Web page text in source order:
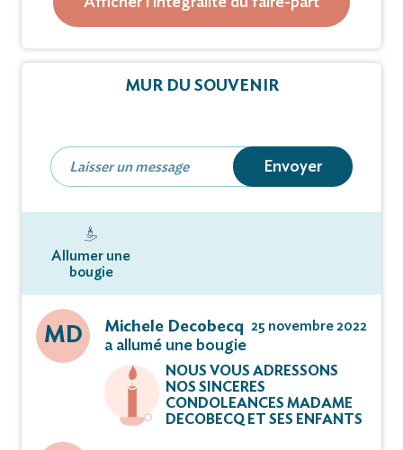
en la salle des adieux du crématorium de Vendin-
le-Vieil.
Les cendres de Michel reposeront au jardin du
Votre présence tiendra lieu de condoléances.
Ni plaques, ni fleurs artificielles s’il vous plaît.
Dans l’attente de ses funérailles, Monsieur Michel
BILLAUD repose aux salons funéraires :
314 Route de Lille_62300 Lens
MUR DU SOUVENIR
Envoyer
Allumer une
bougie
MD
Michele Decobecq
a allumé une bougie
25 novembre 2022
NOUS VOUS ADRESSONS
NOS SINCERES
CONDOLEANCES MADAME
DECOBECQ ET SES ENFANTS